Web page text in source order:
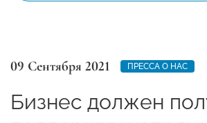
09 Сентября 2021 ПРЕССА О НАС
Бизнес должен